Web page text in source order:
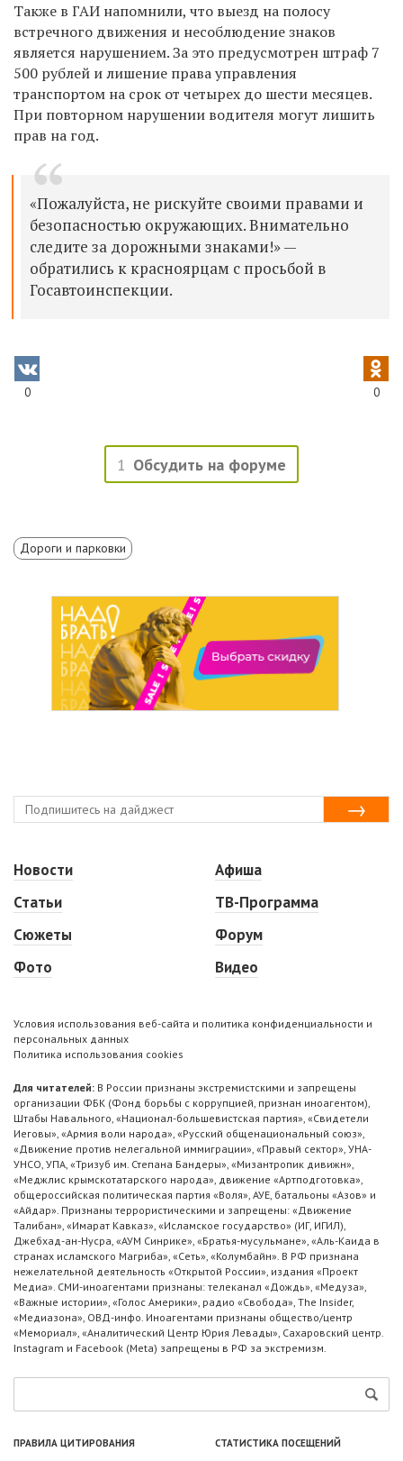
Также в ГАИ напомнили, что выезд на полосу
встречного движения и несоблюдение знаков
является нарушением. За это предусмотрен штраф 7
500 рублей и лишение права управления
транспортом на срок от четырех до шести месяцев.
При повторном нарушении водителя могут лишить
прав на год.
«Пожалуйста, не рискуйте своими правами и
безопасностью окружающих. Внимательно
следите за дорожными знаками!» —
обратились к красноярцам с просьбой в
Госавтоинспекции.
0 0
1 Обсудить на форуме
Дороги и парковки
Новости
Статьи
Сюжеты
Фото
Афиша
ТВ-Программа
Форум
Видео
Условия использования веб-сайта и политика конфиденциальности и
персональных данных
Политика использования cookies
Для читателей: В России признаны экстремистскими и запрещены
организации ФБК (Фонд борьбы с коррупцией, признан иноагентом),
Штабы Навального, «Национал-большевистская партия», «Свидетели
Иеговы», «Армия воли народа», «Русский общенациональный союз»,
«Движение против нелегальной иммиграции», «Правый сектор», УНА-
УНСО, УПА, «Тризуб им. Степана Бандеры», «Мизантропик дивижн»,
«Меджлис крымскотатарского народа», движение «Артподготовка»,
общероссийская политическая партия «Воля», АУЕ, батальоны «Азов» и
«Айдар». Признаны террористическими и запрещены: «Движение
Талибан», «Имарат Кавказ», «Исламское государство» (ИГ, ИГИЛ),
Джебхад-ан-Нусра, «АУМ Синрике», «Братья-мусульмане», «Аль-Каида в
странах исламского Магриба», «Сеть», «Колумбайн». В РФ признана
нежелательной деятельность «Открытой России», издания «Проект
Медиа». СМИ-иноагентами признаны: телеканал «Дождь», «Медуза»,
«Важные истории», «Голос Америки», радио «Свобода», The Insider,
«Медиазона», ОВД-инфо. Иноагентами признаны общество/центр
«Мемориал», «Аналитический Центр Юрия Левады», Сахаровский центр.
Instagram и Facebook (Metа) запрещены в РФ за экстремизм.
ПРАВИЛА ЦИТИРОВАНИЯ СТАТИСТИКА ПОСЕЩЕНИЙ